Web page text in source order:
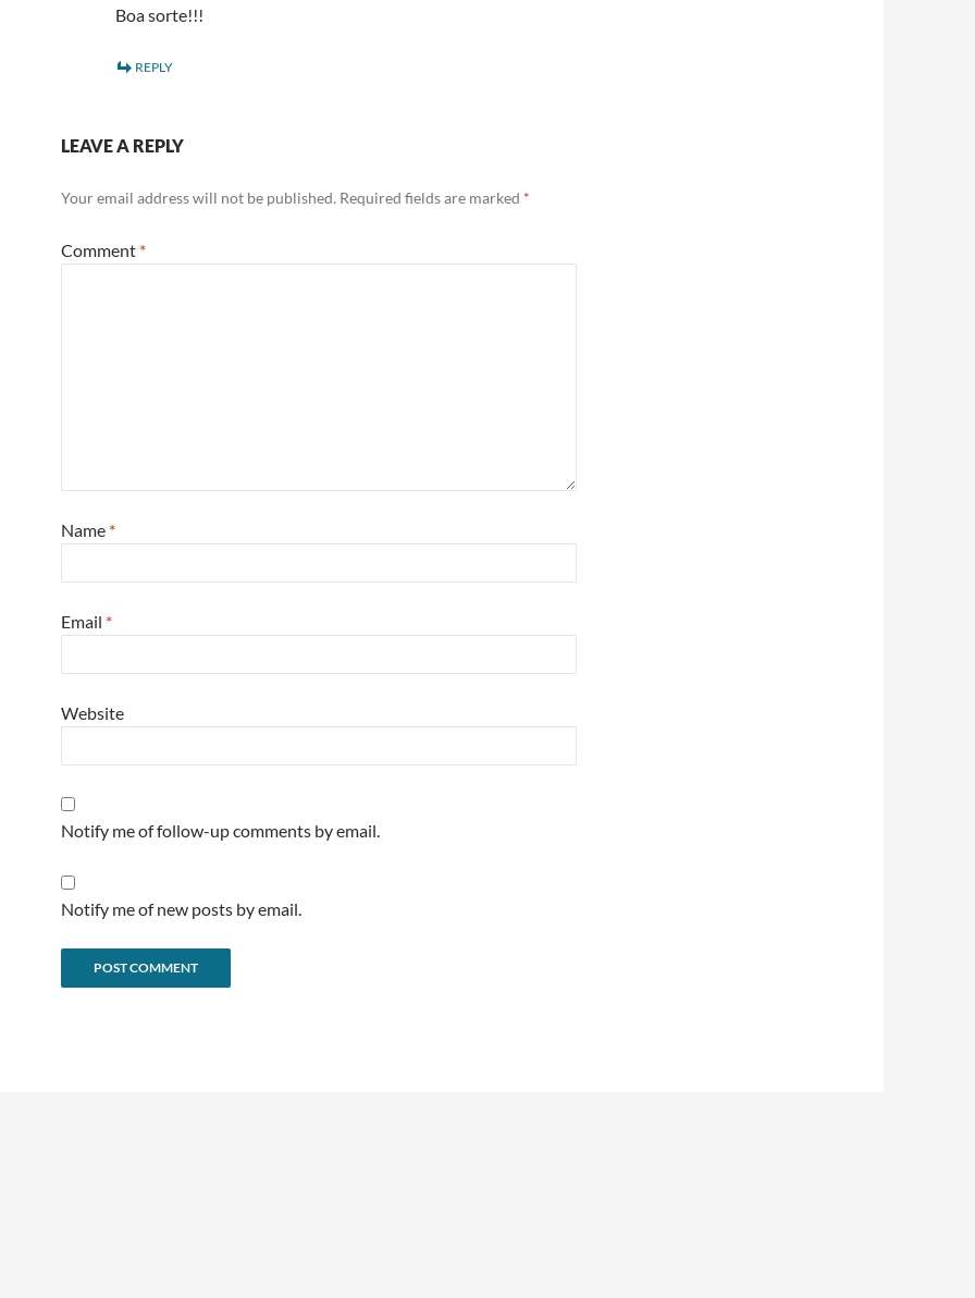
Boa sorte!!!
REPLY
LEAVE A REPLY
Your email address will not be published. Required fields are marked *
Comment *
Name *
Email *
Website
Notify me of follow-up comments by email.
Notify me of new posts by email.